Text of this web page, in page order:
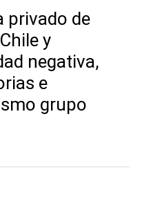
privado de
y
negativa,
e
grupo